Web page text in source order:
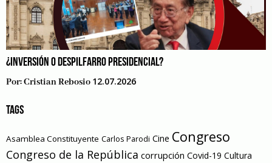
¿INVERSIÓN O DESPILFARRO PRESIDENCIAL?
Por:Cristian Rebosio 12.07.2026
TAGS
Asamblea Constituyente Carlos Parodi Cine Congreso
Congreso de la República corrupción Covid-19 Cultura